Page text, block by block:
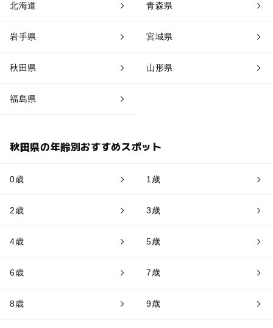
北海道 青森県
岩手県 宮城県
秋田県 山形県
福島県
秋田県の年齢別おすすめスポット
0歳 1歳
2歳 3歳
4歳 5歳
6歳 7歳
8歳 9歳